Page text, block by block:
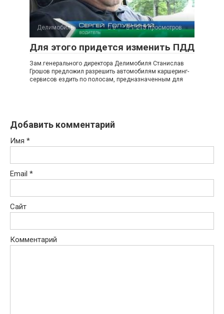
Делимобиль 0 1 215 просмотров
Для этого придется изменить ПДД
Зам.генерального директора Делимобиля Станислав
Грошов предложил разрешить автомобилям каршеринг-
сервисов ездить по полосам, предназначенным для
Добавить комментарий
Имя *
Email *
Сайт
Комментарий